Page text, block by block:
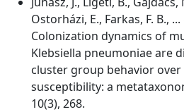
Ostorházi, E., Farkas, F. B.,
Colonization dynamics of
Klebsiella pneumoniae are
cluster group behavior
susceptibility: a
10(3), 268.